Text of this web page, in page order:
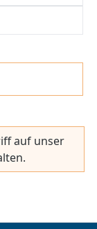
auf unser